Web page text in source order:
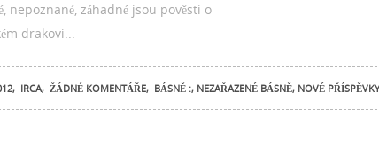
nepoznané, záhadné jsou pověsti o
drakovi...
, IRCA, ŽÁDNÉ KOMENTÁŘE, BÁSNĚ :, NEZAŘAZENÉ BÁSNĚ, NOVÉ PŘÍSPĚVKY